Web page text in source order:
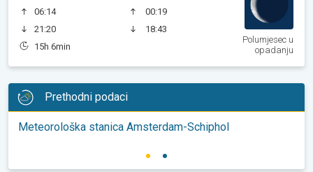
06:14
21:20
15h 6min
00:19
18:43
Polumjesec u
opadanju
Prethodni podaci
Meteorološka stanica Amsterdam-Schiphol